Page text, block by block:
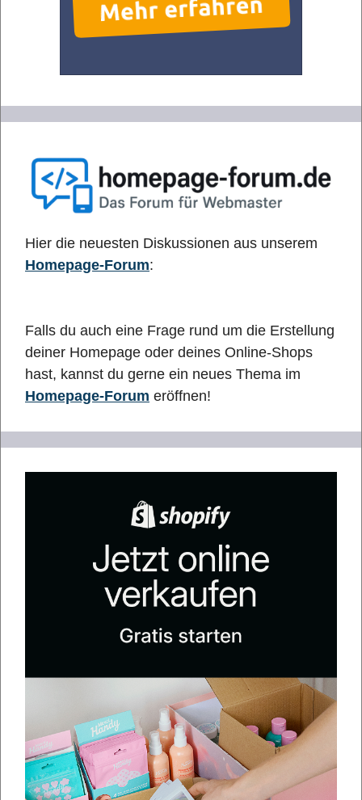
Hier die neuesten Diskussionen aus unserem
Homepage-Forum:
Falls du auch eine Frage rund um die Erstellung
deiner Homepage oder deines Online-Shops
hast, kannst du gerne ein neues Thema im
Homepage-Forum eröffnen!